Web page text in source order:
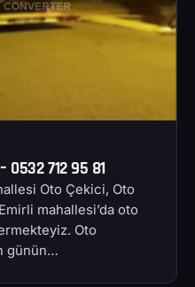
0532 712 95 81
Oto Çekici, Oto
mahallesi’da oto
Oto
günün…